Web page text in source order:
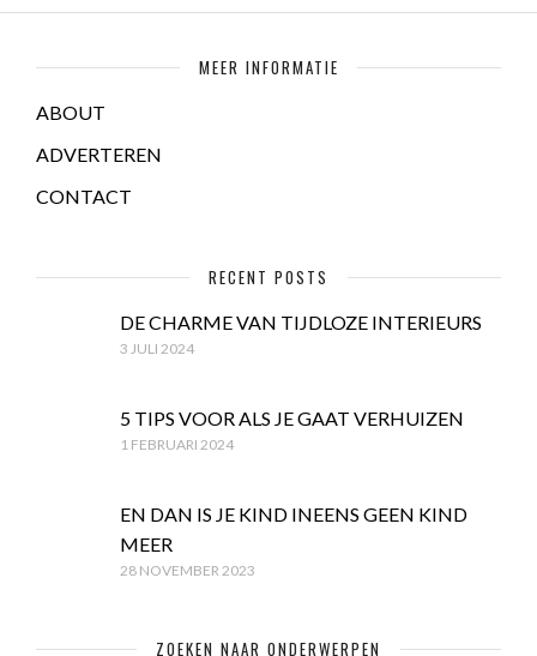
MEER INFORMATIE
ABOUT
ADVERTEREN
CONTACT
RECENT POSTS
DE CHARME VAN TIJDLOZE INTERIEURS
3 JULI 2024
5 TIPS VOOR ALS JE GAAT VERHUIZEN
1 FEBRUARI 2024
EN DAN IS JE KIND INEENS GEEN KIND
MEER
28 NOVEMBER 2023
ZOEKEN NAAR ONDERWERPEN